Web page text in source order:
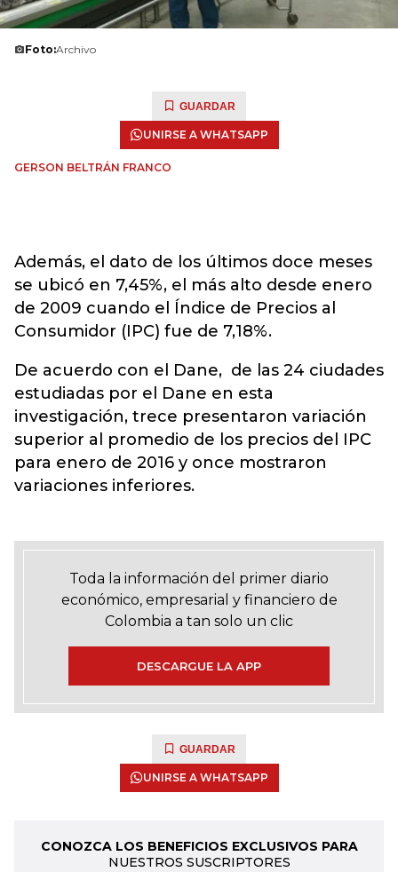
Foto:Archivo
GUARDAR
UNIRSE A WHATSAPP
GERSON BELTRÁN FRANCO
Además, el dato de los últimos doce meses
se ubicó en 7,45%, el más alto desde enero
de 2009 cuando el Índice de Precios al
Consumidor (IPC) fue de 7,18%.
De acuerdo con el Dane, de las 24 ciudades
estudiadas por el Dane en esta
investigación, trece presentaron variación
superior al promedio de los precios del IPC
para enero de 2016 y once mostraron
variaciones inferiores.
Toda la información del primer diario
económico, empresarial y financiero de
Colombia a tan solo un clic
DESCARGUE LA APP
GUARDAR
UNIRSE A WHATSAPP
CONOZCA LOS BENEFICIOS EXCLUSIVOS PARA
NUESTROS SUSCRIPTORES